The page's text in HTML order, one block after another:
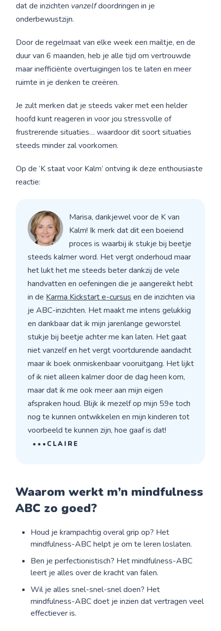
dat de inzichten vanzelfdoordringen in je
onderbewustzijn.
Door de regelmaat van elke week een mailtje, en de
duur van 6 maanden, heb je alle tijd om vertrouwde
maar inefficiënte overtuigingen los te laten en meer
ruimte in je denken te creëren.
Je zult merken dat je steeds vaker met een helder
hoofd kunt reageren in voor jou stressvolle of
frustrerende situaties… waardoor dit soort situaties
steeds minder zal voorkomen.
Op de ‘K staat voor Kalm’ ontving ik deze enthousiaste
reactie:
Marisa, dankjewel voor de K van
Kalm! Ik merk dat dit een boeiend
proces is waarbij ik stukje bij beetje
steeds kalmer word. Het vergt onderhoud maar
het lukt het me steeds beter dankzij de vele
handvatten en oefeningen die je aangereikt hebt
in de Karma Kickstart e-cursus en de inzichten via
je ABC-inzichten. Het maakt me intens gelukkig
en dankbaar dat ik mijn jarenlange geworstel
stukje bij beetje achter me kan laten. Het gaat
niet vanzelf en het vergt voortdurende aandacht
maar ik boek onmiskenbaar vooruitgang. Het lijkt
of ik niet alleen kalmer door de dag heen kom,
maar dat ik me ook meer aan mijn eigen
afspraken houd. Blijk ik mezelf op mijn 59e toch
nog te kunnen ontwikkelen en mijn kinderen tot
voorbeeld te kunnen zijn, hoe gaaf is dat!
•••CLAIRE
Waarom werkt m’n mindfulness
ABC zo goed?
Houd je krampachtig overal grip op? Het
mindfulness-ABC helpt je om te leren loslaten.
Ben je perfectionistisch? Het mindfulness-ABC
leert je alles over de kracht van falen.
Wil je alles snel-snel-snel doen? Het
mindfulness-ABC doet je inzien dat vertragen veel
effectiever is.